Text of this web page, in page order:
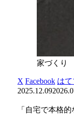
家づくり
X Facebook は
2025.12.09
「自宅で本格